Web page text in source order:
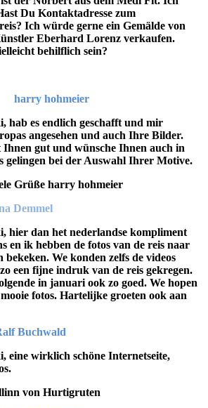
Du Kontaktadresse zum
Ich würde gerne ein Gemälde von
Eberhard Lorenz verkaufen.
behilflich sein?
harry hohmeier
hab es endlich geschafft und mir
angesehen und auch Ihre Bilder.
Ihnen gut und wünsche Ihnen auch in
gelingen bei der Auswahl Ihrer Motive.
Grüße harry hohmeier
Demmel
hier dan het nederlandse kompliment
en ik hebben de fotos van de reis naar
bekeken. We konden zelfs de videos
een fijne indruk van de reis gekregen.
in januari ook zo goed. We hopen
fotos. Hartelijke groeten ook aan
Buchwald
eine wirklich schöne Internetseite,
von Hurtigruten